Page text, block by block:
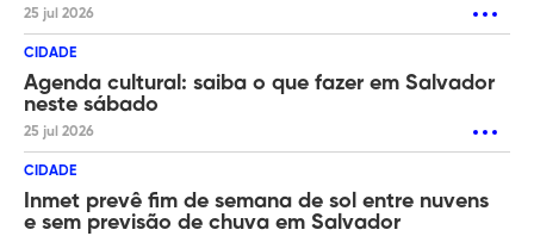
25 jul 2026
CIDADE
Agenda cultural: saiba o que fazer em Salvador
neste sábado
25 jul 2026
CIDADE
Inmet prevê fim de semana de sol entre nuvens
e sem previsão de chuva em Salvador